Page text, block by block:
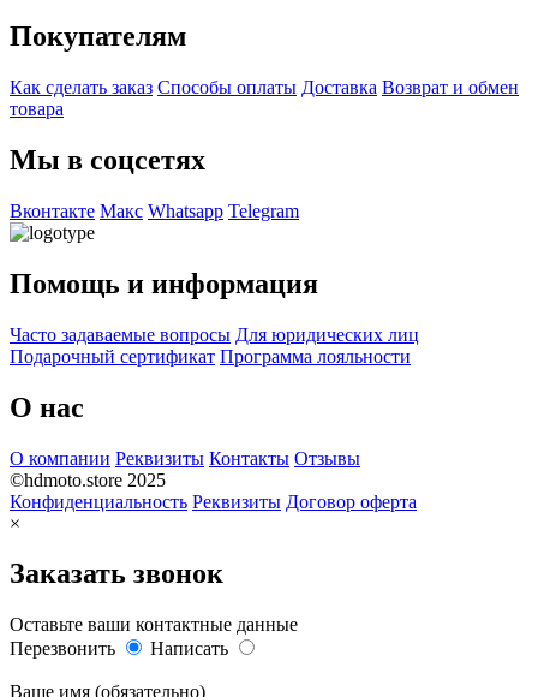
Покупателям
Как сделать заказ Способы оплаты Доставка Возврат и обмен
товара
Мы в соцсетях
Вконтакте Макс Whatsapp Telegram
Помощь и информация
Часто задаваемые вопросы Для юридических лиц
Подарочный сертификат Программа лояльности
О нас
О компании Реквизиты Контакты Отзывы
©hdmoto.store 2025
Конфиденциальность Реквизиты Договор оферта
×
Заказать звонок
Оставьте ваши контактные данные
Перезвонить
Написать
Ваше имя (обязательно)